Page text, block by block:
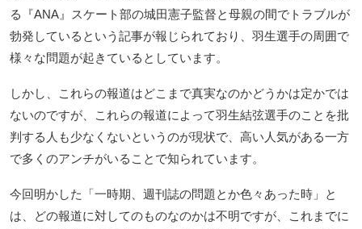
る『ANA』スケート部の城田憲子監督と母親の間でトラブルが
勃発しているという記事が報じられており、羽生選手の周囲で
様々な問題が起きているとしています。
しかし、これらの報道はどこまで真実なのかどうかは定かでは
ないのですが、これらの報道によって羽生結弦選手のことを批
判する人も少なくないというのが現状で、高い人気がある一方
で多くのアンチがいることで知られています。
今回明かした「一時期、週刊誌の問題とか色々あった時」と
は、どの報道に対してのものなのかは不明ですが、これまでに